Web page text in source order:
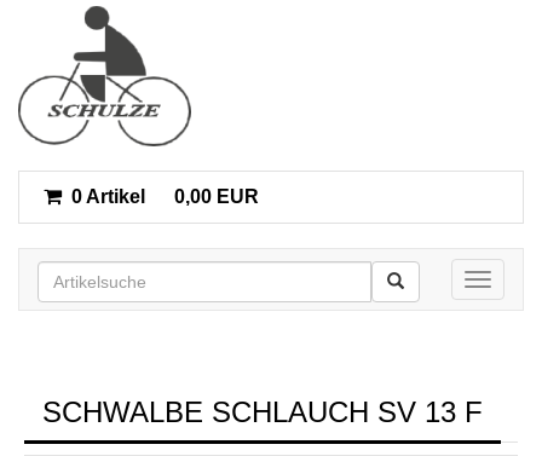
0 Artikel 0,00 EUR
Toggle
SCHWALBE SCHLAUCH SV 13 F